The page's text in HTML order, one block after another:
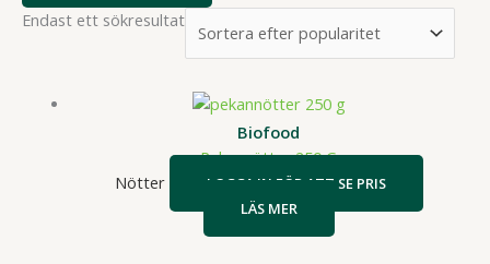
Endast ett sökresultat
Biofood
Pekannötter 250 G
Nötter
LOGGA IN FÖR ATT SE PRIS
LÄS MER